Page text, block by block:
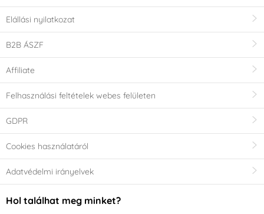
Elállási nyilatkozat
B2B ÁSZF
Affiliate
Felhasználási feltételek webes felületen
GDPR
Cookies használatáról
Adatvédelmi irányelvek
Hol találhat meg minket?